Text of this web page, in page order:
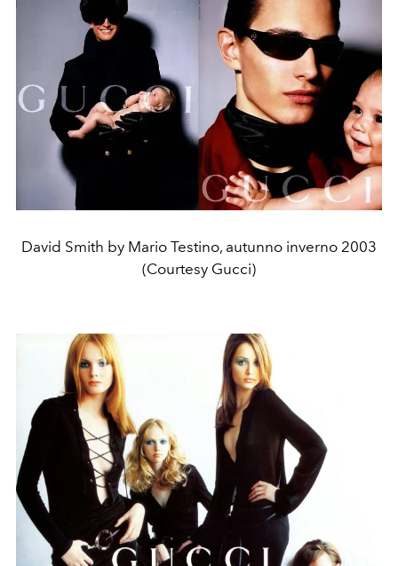
David Smith by Mario Testino, autunno inverno 2003
(Courtesy Gucci)